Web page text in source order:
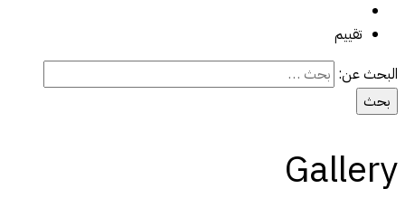
تقييم
البحث عن:
Gallery